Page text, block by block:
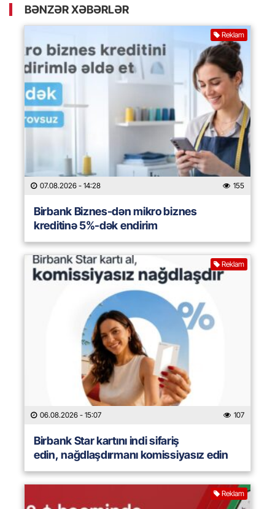
BƏNZƏR XƏBƏRLƏR
Reklam
07.08.2026 - 14:28 155
Birbank Biznes-dən mikro biznes
kreditinə 5%-dək endirim
Reklam
06.08.2026 - 15:07 107
Birbank Star kartını indi sifariş
edin, nağdlaşdırmanı komissiyasız edin
Reklam